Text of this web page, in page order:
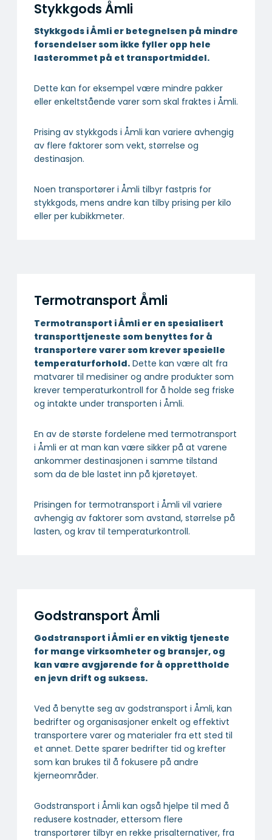
Stykkgods Åmli
Stykkgods i Åmli er betegnelsen på mindre
forsendelser som ikke fyller opp hele
lasterommet på et transportmiddel.
Dette kan for eksempel være mindre pakker
eller enkeltstående varer som skal fraktes i Åmli.
Prising av stykkgods i Åmli kan variere avhengig
av flere faktorer som vekt, størrelse og
destinasjon.
Noen transportører i Åmli tilbyr fastpris for
stykkgods, mens andre kan tilby prising per kilo
eller per kubikkmeter.
Termotransport Åmli
Termotransport i Åmli er en spesialisert
transport­tjeneste som benyttes for å
transportere varer som krever spesielle
temperatur­forhold. Dette kan være alt fra
matvarer til medisiner og andre produkter som
krever temperaturkontroll for å holde seg friske
og intakte under transporten i Åmli.
En av de største fordelene med termotransport
i Åmli er at man kan være sikker på at varene
ankommer destinasjonen i samme tilstand
som da de ble lastet inn på kjøretøyet.
Prisingen for termotransport i Åmli vil variere
avhengig av faktorer som avstand, størrelse på
lasten, og krav til temperaturkontroll.
Godstransport Åmli
Godstransport i Åmli er en viktig tjeneste
for mange virksomheter og bransjer, og
kan være avgjørende for å opprettholde
en jevn drift og suksess.
Ved å benytte seg av godstransport i Åmli, kan
bedrifter og organisasjoner enkelt og effektivt
transportere varer og materialer fra ett sted til
et annet. Dette sparer bedrifter tid og krefter
som kan brukes til å fokusere på andre
kjerneområder.
Godstransport i Åmli kan også hjelpe til med å
redusere kostnader, ettersom flere
transportører tilbyr en rekke prisalternativer, fra